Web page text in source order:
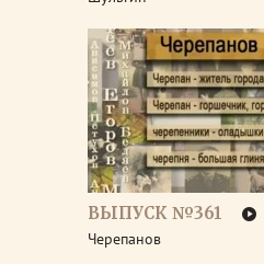
ВЫПУСК №361
Черепанов